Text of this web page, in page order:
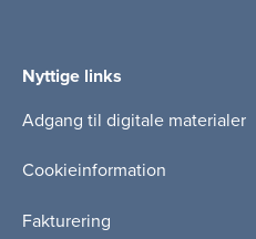
Nyttige links
Adgang til digitale materialer
Cookieinformation
Fakturering